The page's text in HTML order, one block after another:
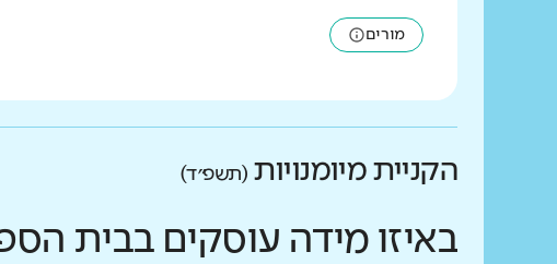
מורים
הקניית מיומנויות(תשפ״ד)
באיזו מידה עוסקים בבית